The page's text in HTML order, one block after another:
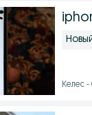
Келес -